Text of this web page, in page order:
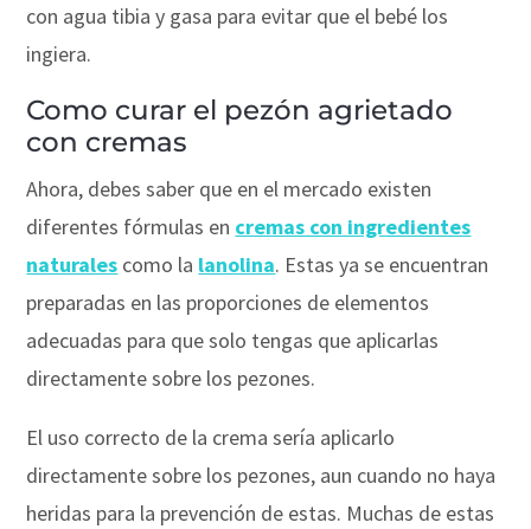
con agua tibia y gasa para evitar que el bebé los
ingiera.
Como curar el pezón agrietado
con cremas
Ahora, debes saber que en el mercado existen
diferentes fórmulas en cremas con ingredientes
naturales como la lanolina. Estas ya se encuentran
preparadas en las proporciones de elementos
adecuadas para que solo tengas que aplicarlas
directamente sobre los pezones.
El uso correcto de la crema sería aplicarlo
directamente sobre los pezones, aun cuando no haya
heridas para la prevención de estas. Muchas de estas